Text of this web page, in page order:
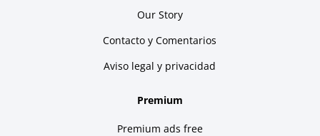
Our Story
Contacto y Comentarios
Aviso legal y privacidad
Premium
Premium ads free